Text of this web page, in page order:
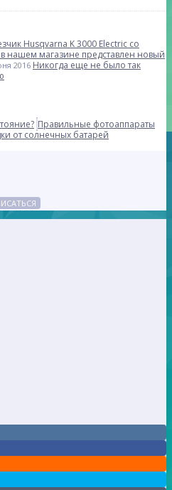
Husqvarna K 3000 Electric со
нашем магазине представлен новый
2016 Никогда еще не было так
Правильные фотоаппараты
от солнечных батарей